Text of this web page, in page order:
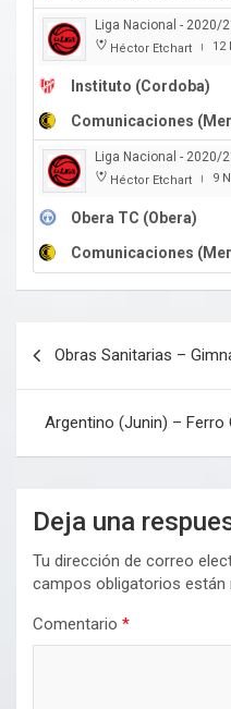
Liga Nacional - 2020/
Héctor Etchart | 12
Instituto (Cordoba)
Comunicaciones
Liga Nacional - 2020/
Héctor Etchart | 9
Obera TC (Obera)
Comunicaciones
entradas
Obras Sanitarias –
Argentino (Junin) – Ferro
Deja una
Tu dirección de correo
campos obligatorios están
Comentario *